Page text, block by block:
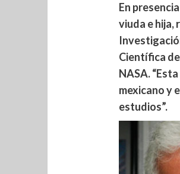
En
viuda e hija,
Científica
NASA.
mexicano y
estudios”.